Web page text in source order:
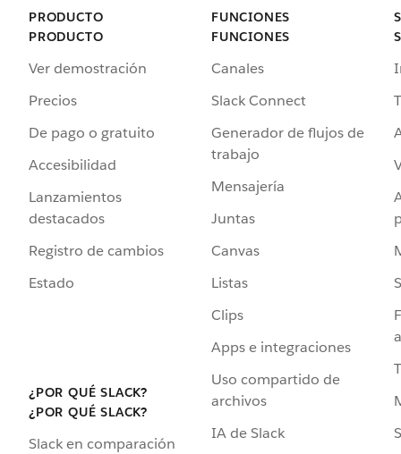
PRODUCTO
PRODUCTO
Ver demostración
Precios
De pago o gratuito
Accesibilidad
Lanzamientos
destacados
Registro de cambios
Estado
¿POR QUÉ SLACK?
¿POR QUÉ SLACK?
Slack en comparación
FUNCIONES
FUNCIONES
Canales
Slack Connect
Generador de flujos de
trabajo
Mensajería
Juntas
Canvas
Listas
Clips
Apps e integraciones
Uso compartido de
archivos
IA de Slack